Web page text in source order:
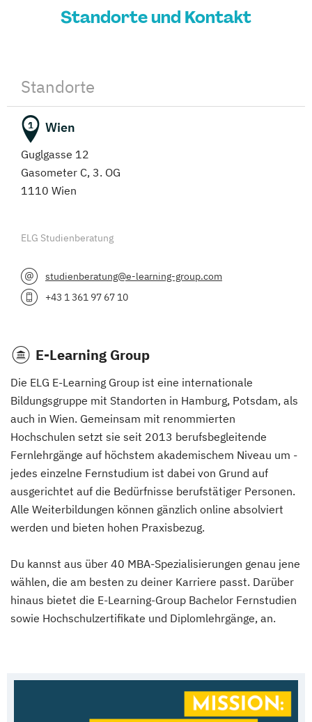
Standorte und Kontakt
Standorte
1 Wien
Guglgasse 12
Gasometer C, 3. OG
1110 Wien
ELG Studienberatung
studienberatung@e-learning-group.com
+43 1 361 97 67 10
E-Learning Group
Die ELG E-Learning Group ist eine internationale
Bildungsgruppe mit Standorten in Hamburg, Potsdam, als
auch in Wien. Gemeinsam mit renommierten
Hochschulen setzt sie seit 2013 berufsbegleitende
Fernlehrgänge auf höchstem akademischem Niveau um -
jedes einzelne Fernstudium ist dabei von Grund auf
ausgerichtet auf die Bedürfnisse berufstätiger Personen.
Alle Weiterbildungen können gänzlich online absolviert
werden und bieten hohen Praxisbezug.
Du kannst aus über 40 MBA-Spezialisierungen genau jene
wählen, die am besten zu deiner Karriere passt. Darüber
hinaus bietet die E-Learning-Group Bachelor Fernstudien
sowie Hochschulzertifikate und Diplomlehrgänge, an.